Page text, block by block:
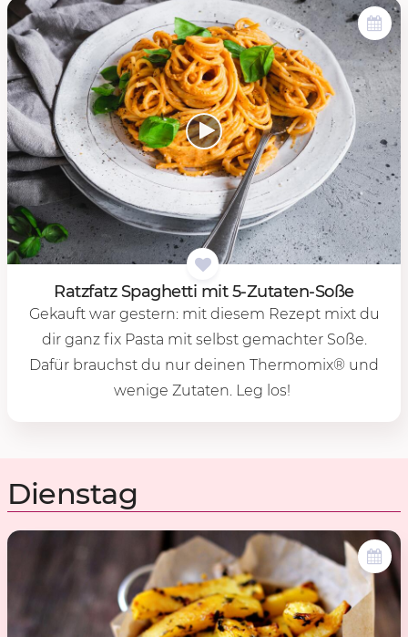
Ratz­fatz Spa­ghet­ti mit 5-Zu­ta­ten-Soße
Gekauft war gestern: mit diesem Rezept mixt du
dir ganz fix Pasta mit selbst gemachter Soße.
Dafür brauchst du nur deinen Thermomix® und
wenige Zutaten. Leg los!
Dienstag